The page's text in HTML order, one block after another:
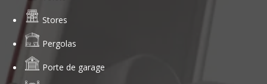
Stores
Pergolas
Porte de garage